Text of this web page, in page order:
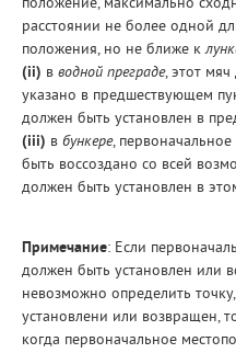
положение, максимально
расстоянии не более одной
положения, но не ближе к
(ii) в водной преграде, этот
указано в предшествующем
должен быть установлен в
(iii) в бункере,
быть воссоздано со всей
должен быть установлен в
Примечание: Если
должен быть установлен или
невозможно определить
установлени или возвращен,
когда первоначальное